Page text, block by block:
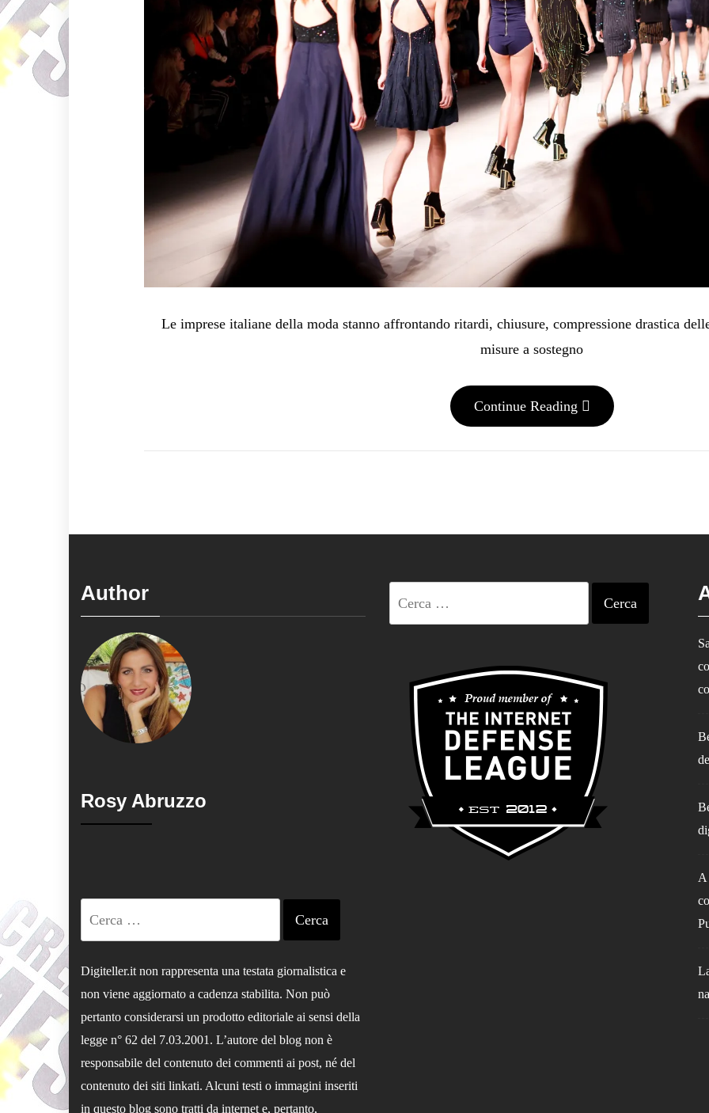
Le imprese italiane della moda stanno affrontando ritardi, chiusure, compressione drastica
misure a sostegno
Continue Reading
Author
Rosy Abruzzo
Digiteller.it non rappresenta una testata giornalistica e
non viene aggiornato a cadenza stabilita. Non può
pertanto considerarsi un prodotto editoriale ai sensi della
legge n° 62 del 7.03.2001. L’autore del blog non è
responsabile del contenuto dei commenti ai post, né del
contenuto dei siti linkati. Alcuni testi o immagini inseriti
in questo blog sono tratti da internet e, pertanto,
A